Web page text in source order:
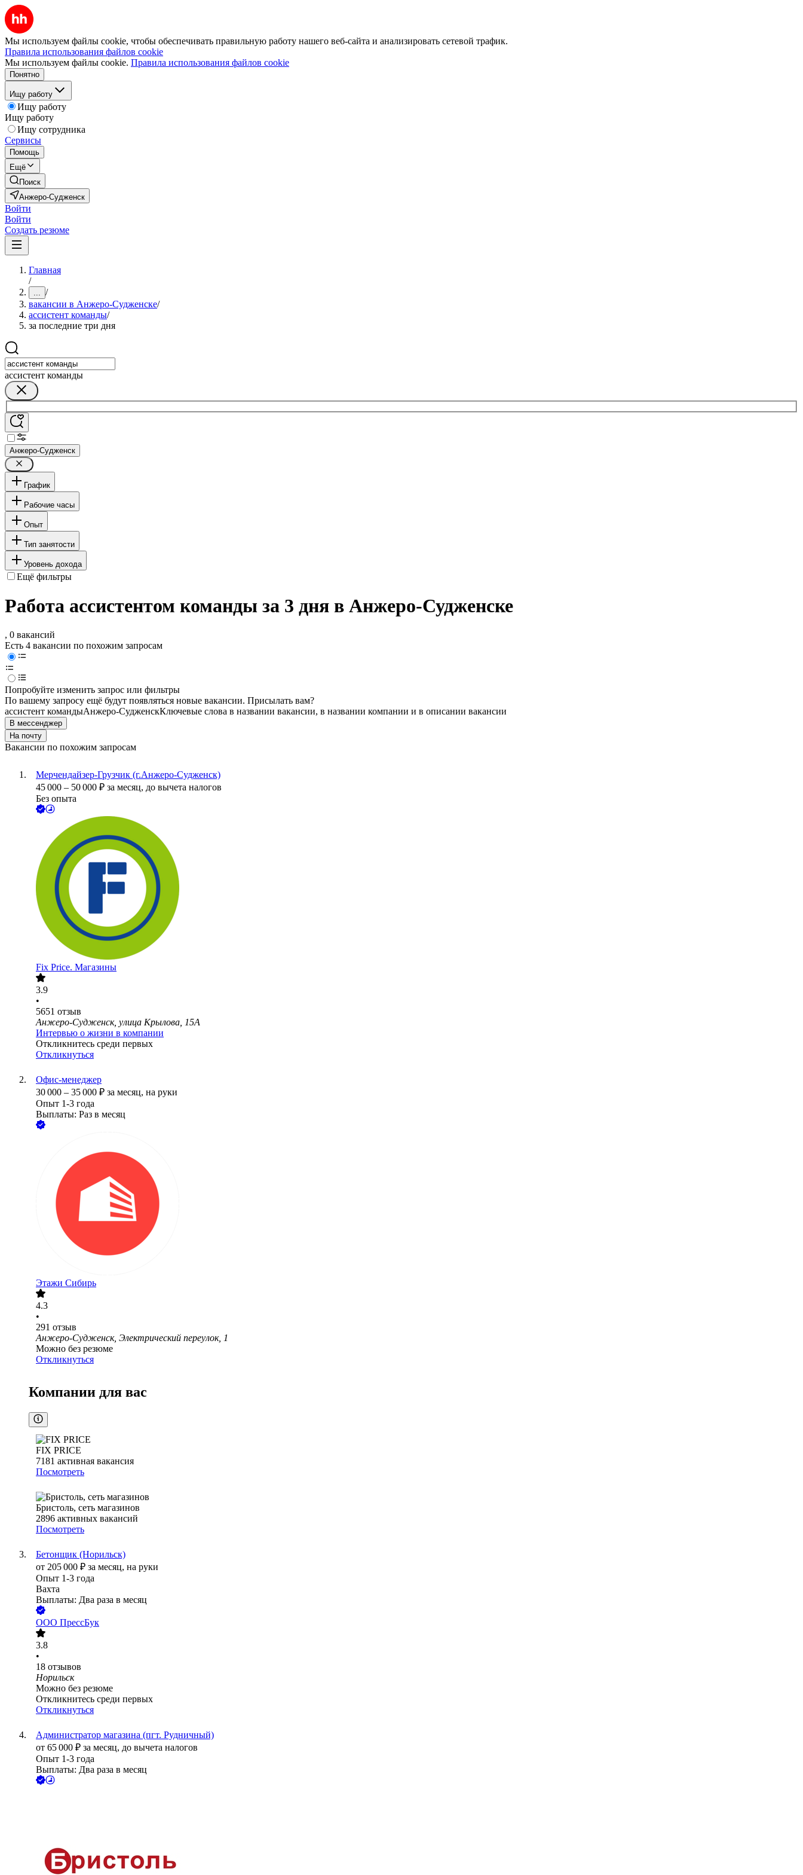
Мы используем файлы cookie, чтобы обеспечивать правильную работу нашего веб-сайта и анализировать сетевой трафик.
Правила использования файлов cookie
Мы используем файлы cookie. Правила использования файлов cookie
Понятно
Ищу работу
Ищу работу
Ищу работу
Ищу сотрудника
Сервисы
Помощь
Ещё
Поиск
Анжеро-Судженск
Войти
Войти
Создать резюме
Главная
/
... /
вакансии в Анжеро-Судженске/
ассистент команды/
за последние три дня
ассистент команды
Анжеро-Судженск
График
Рабочие часы
Опыт
Тип занятости
Уровень дохода
Ещё фильтры
Работа ассистентом команды за 3 дня в Анжеро-Судженске
, 0 вакансий
Есть 4 вакансии по похожим запросам
Попробуйте изменить запрос или фильтры
По вашему запросу ещё будут появляться новые вакансии. Присылать вам?
ассистент командыАнжеро-СудженскКлючевые слова в названии вакансии, в названии компании и в описании вакансии
В мессенджер
На почту
Вакансии по похожим запросам
Мерчендайзер-Грузчик (г.Анжеро-Судженск)
45 000 – 50 000 ₽ за месяц, до вычета налогов
Без опыта
Fix Price. Магазины
3.9
•
5651 отзыв
Анжеро-Судженск, улица Крылова, 15А
Интервью о жизни в компании
Откликнитесь среди первых
Откликнуться
Офис-менеджер
30 000 – 35 000 ₽ за месяц, на руки
Опыт 1-3 года
Выплаты: Раз в месяц
Этажи Сибирь
4.3
•
291 отзыв
Анжеро-Судженск, Электрический переулок, 1
Можно без резюме
Откликнуться
Компании для вас
FIX PRICE
7181 активная вакансия
Посмотреть
Бристоль, сеть магазинов
2896 активных вакансий
Посмотреть
Бетонщик (Норильск)
от 205 000 ₽ за месяц, на руки
Опыт 1-3 года
Вахта
Выплаты: Два раза в месяц
ООО ПрессБук
3.8
•
18 отзывов
Норильск
Можно без резюме
Откликнитесь среди первых
Откликнуться
Администратор магазина (пгт. Рудничный)
от 65 000 ₽ за месяц, до вычета налогов
Опыт 1-3 года
Выплаты: Два раза в месяц